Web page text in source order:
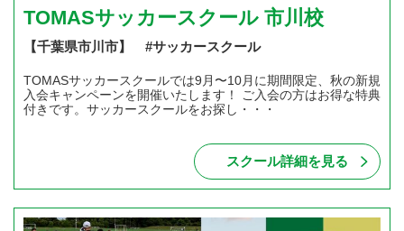
TOMASサッカースクール 市川校
【千葉県市川市】 #サッカースクール
TOMASサッカースクールでは9月〜10月に期間限定、秋の新規
入会キャンペーンを開催いたします！ ご入会の方はお得な特典
付きです。サッカースクールをお探し・・・
スクール詳細を見る